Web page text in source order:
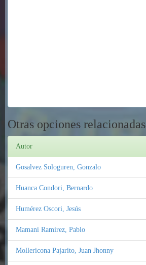
Otras opciones relacionadas
Autor
Gosalvez Sologuren, Gonzalo
Huanca Condori, Bernardo
Humérez Oscori, Jesús
Mamani Ramírez, Pablo
Mollericona Pajarito, Juan Jhonny